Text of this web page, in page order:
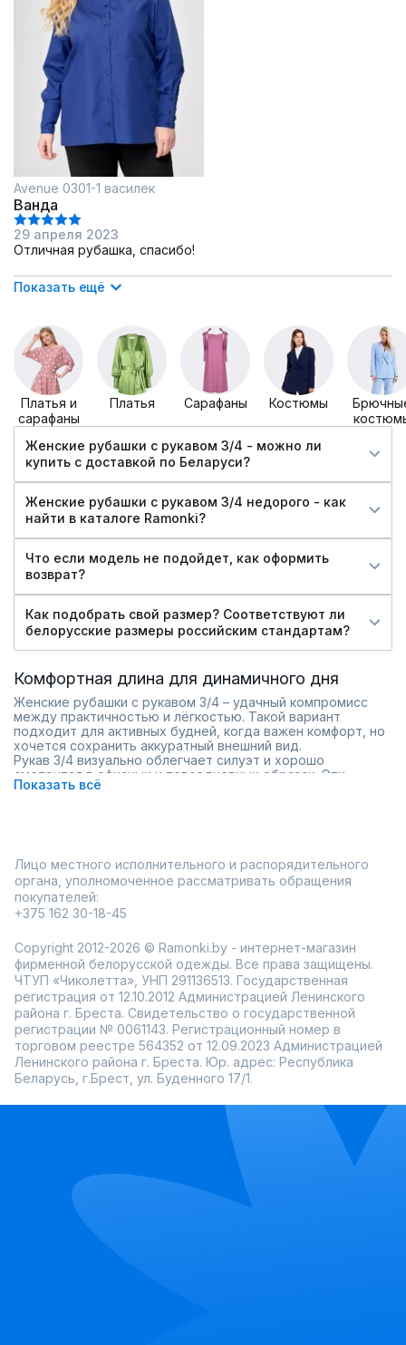
Avenue 0301-1 василек
Ванда
29 апреля 2023
Отличная рубашка, спасибо!
Показать ещё
Платья и
сарафаны
Платья Сарафаны Костюмы
Женские рубашки с рукавом 3/4 - можно ли
купить c доставкой по Беларуси?
Женские рубашки с рукавом 3/4 недорого - как
найти в каталоге Ramonki?
Что если модель не подойдет, как оформить
возврат?
Как подобрать свой размер? Соответствуют ли
белорусские размеры российским стандартам?
Комфортная длина для динамичного дня
Женские рубашки с рукавом 3/4 – удачный компромисс
между практичностью и лёгкостью. Такой вариант
подходит для активных будней, когда важен комфорт, но
хочется сохранить аккуратный внешний вид.
Рукав 3/4 визуально облегчает силуэт и хорошо
смотрится в офисных и повседневных образах. Эти
рубашки легко комбинируются с брюками и юбками, не
В интернет-магазине Ramonki представлен выбор
моделей с разной посадкой и дизайном.
Показать всё
Лицо местного исполнительного и распорядительного
органа, уполномоченное рассматривать обращения
покупателей:
+375 162 30-18-45
Copyright 2012-2026 © Ramonki.by - интернет-магазин
фирменной белорусской одежды. Все права защищены.
ЧТУП «Чиколетта», УНП 291136513. Государственная
регистрация от 12.10.2012 Администрацией Ленинского
района г. Бреста. Свидетельство о государственной
регистрации № 0061143. Регистрационный номер в
торговом реестре 564352 от 12.09.2023 Администрацией
Ленинского района г. Бреста. Юр. адрес: Республика
Беларусь, г.Брест, ул. Буденного 17/1.